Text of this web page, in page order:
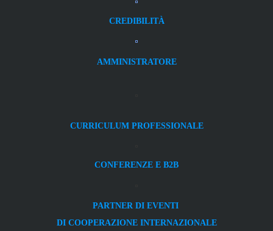
CREDIBILITÀ
AMMINISTRATORE
CURRICULUM PROFESSIONALE
CONFERENZE E B2B
PARTNER DI EVENTI
DI COOPERAZIONE INTERNAZIONALE